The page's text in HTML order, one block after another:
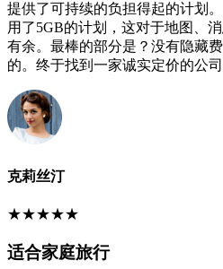
提供了可持续的负担得起的计划
用了5GB的计划，这对于地图、
有余。最棒的部分是？没有隐藏
的。终于找到一家诚实定价的公司
克莉丝汀
★★★★★
适合家庭旅行